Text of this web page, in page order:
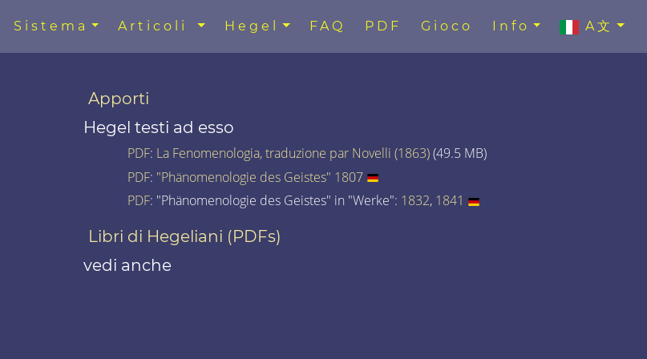
Sistema Articoli Hegel FAQ PDF Gioco Info A文
Apporti
Hegel testi ad esso
PDF: La Fenomenologia, traduzione par Novelli (1863)(49.5 MB)
PDF: "Phänomenologie des Geistes" 1807
PDF: "Phänomenologie des Geistes" in "Werke": 1832, 1841
Libri di Hegeliani (PDFs)
vedi anche